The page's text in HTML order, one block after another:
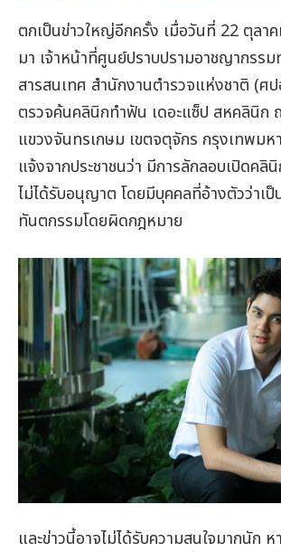
ตกเป็นข่าวใหญ่อีกครั้ง เมื่อวันที่ 22 ตุลา
มา เจ้าหน้าที่ศูนย์ปราบปรามอาชญากรรม
สารสนเทศ สำนักงานตำรวจแห่งชาติ (ศป
ตรวจค้นคลินิกทำฟัน เดอะแซ็ป สหคลินิก
แขวงจันทรเกษม เขตจตุจักร กรุงเทพมห
แจ้งจากประชาชนว่า มีการลักลอบเปิดคลิ
ไม่ได้รับอนุญาต โดยมีบุคคลที่อ้างตัวว่าเ
ทันตกรรมโดยผิดกฎหมาย
และข่าวนี้อาจไม่ได้รับความสนใจมากนัก ห